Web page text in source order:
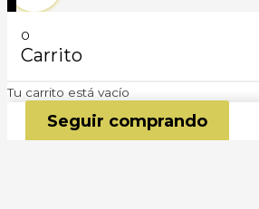
0
Carrito
Tu carrito está vacío
Seguir comprando